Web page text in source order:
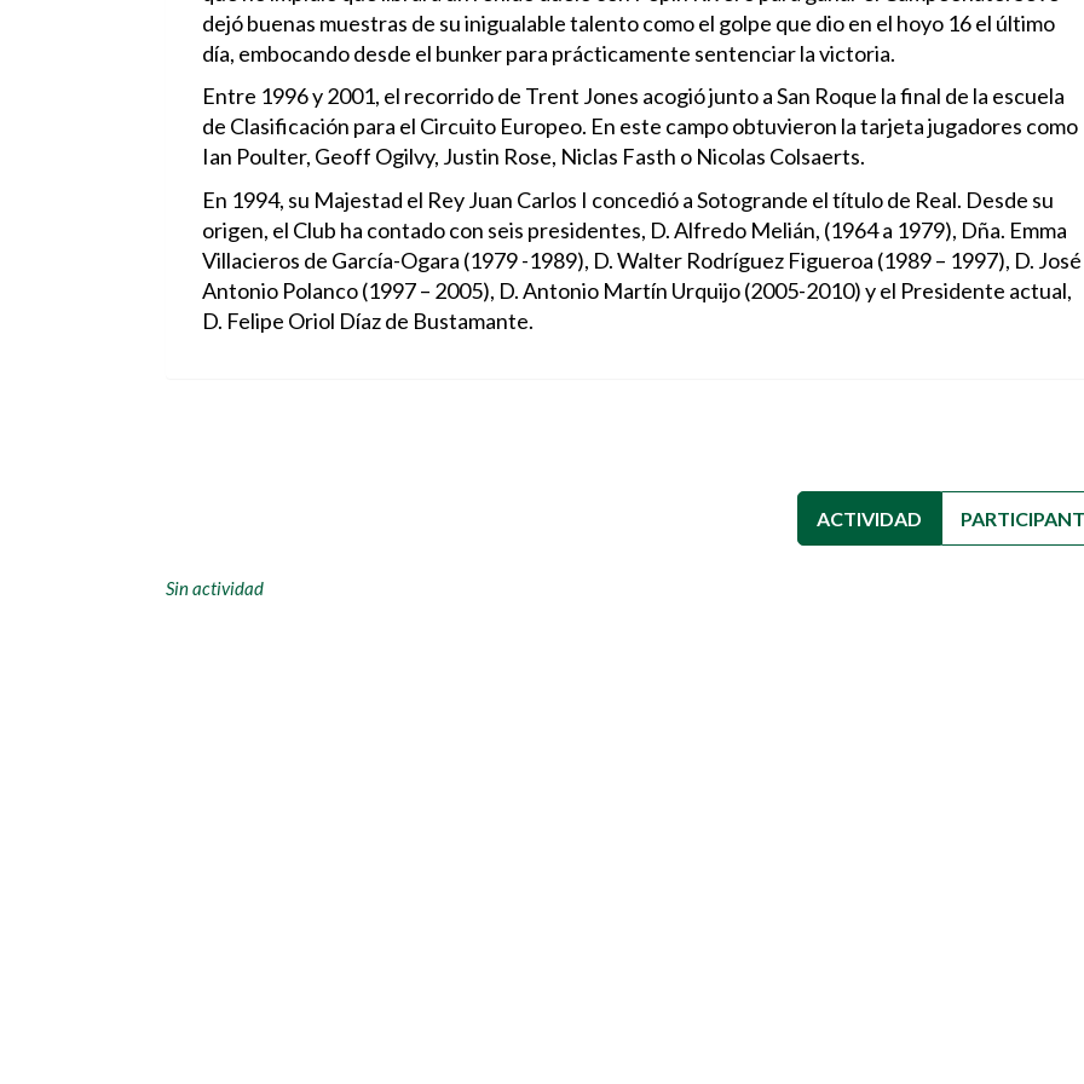
dejó buenas muestras de su inigualable talento como el golpe que dio en el hoyo 16 el último
día, embocando desde el bunker para prácticamente sentenciar la victoria.
Entre 1996 y 2001, el recorrido de Trent Jones acogió junto a San Roque la final de la escuela
de Clasificación para el Circuito Europeo. En este campo obtuvieron la tarjeta jugadores como
Ian Poulter, Geoff Ogilvy, Justin Rose, Niclas Fasth o Nicolas Colsaerts.
En 1994, su Majestad el Rey Juan Carlos I concedió a Sotogrande el título de Real. Desde su
origen, el Club ha contado con seis presidentes, D. Alfredo Melián, (1964 a 1979), Dña. Emma
Villacieros de García-Ogara (1979 -1989), D. Walter Rodríguez Figueroa (1989 – 1997), D. José
Antonio Polanco (1997 – 2005), D. Antonio Martín Urquijo (2005-2010) y el Presidente actual,
D. Felipe Oriol Díaz de Bustamante.
ACTIVIDAD (SOLAPA ACTIVA)
Sin actividad